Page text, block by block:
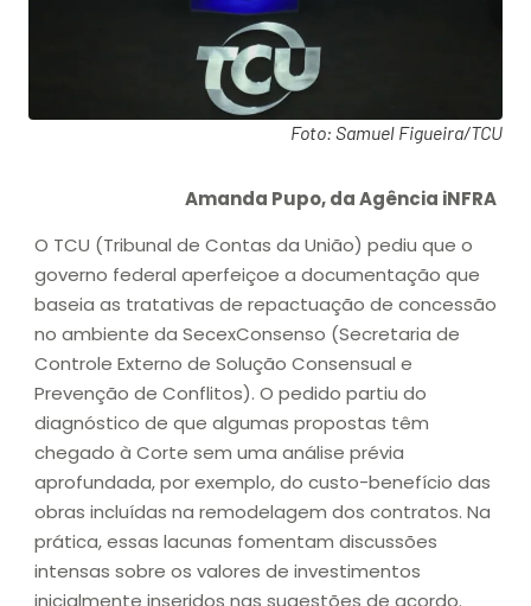
Foto: Samuel Figueira/TCU
Amanda Pupo, da Agência iNFRA
O TCU (Tribunal de Contas da União) pediu que o
governo federal aperfeiçoe a documentação que
baseia as tratativas de repactuação de concessão
no ambiente da SecexConsenso (Secretaria de
Controle Externo de Solução Consensual e
Prevenção de Conflitos). O pedido partiu do
diagnóstico de que algumas propostas têm
chegado à Corte sem uma análise prévia
aprofundada, por exemplo, do custo-benefício das
obras incluídas na remodelagem dos contratos. Na
prática, essas lacunas fomentam discussões
intensas sobre os valores de investimentos
inicialmente inseridos nas sugestões de acordo.